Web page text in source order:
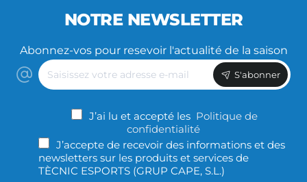
NOTRE NEWSLETTER
Abonnez-vos pour resevoir l'actualité de la saison
Saisissez
votre
adresse
S'abonner
J’ai lu et accepté les Politique de
confidentialité
J’accepte de recevoir des informations et des
newsletters sur les produits et services de
TÈCNIC ESPORTS (GRUP CAPE, S.L.)